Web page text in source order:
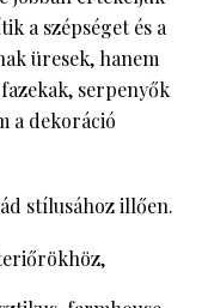
a szépséget és a
üresek, hanem
serpenyők
a dekoráció
stílusához illően.